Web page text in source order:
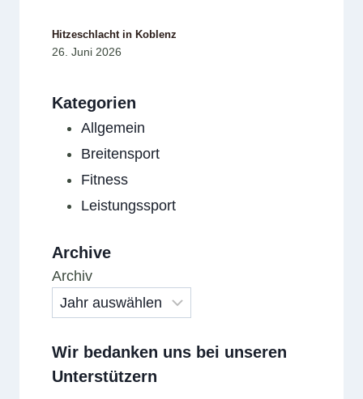
Hitzeschlacht in Koblenz
26. Juni 2026
Kategorien
Allgemein
Breitensport
Fitness
Leistungssport
Archive
Archiv
Wir bedanken uns bei unseren
Unterstützern